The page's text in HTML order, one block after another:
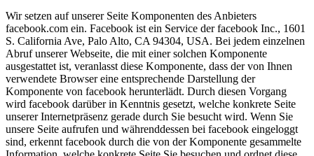
Wir setzen auf unserer Seite Komponenten des Anbieters
facebook.com ein. Facebook ist ein Service der facebook Inc., 1601
S. California Ave, Palo Alto, CA 94304, USA. Bei jedem einzelnen
Abruf unserer Webseite, die mit einer solchen Komponente
ausgestattet ist, veranlasst diese Komponente, dass der von Ihnen
verwendete Browser eine entsprechende Darstellung der
Komponente von facebook herunterlädt. Durch diesen Vorgang
wird facebook darüber in Kenntnis gesetzt, welche konkrete Seite
unserer Internetpräsenz gerade durch Sie besucht wird. Wenn Sie
unsere Seite aufrufen und währenddessen bei facebook eingeloggt
sind, erkennt facebook durch die von der Komponente gesammelte